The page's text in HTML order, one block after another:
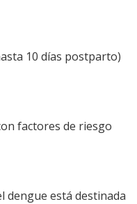
10 días postparto)
factores de riesgo
dengue está destinada